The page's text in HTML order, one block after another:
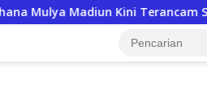
Kini Terancam Sanksi Tegas